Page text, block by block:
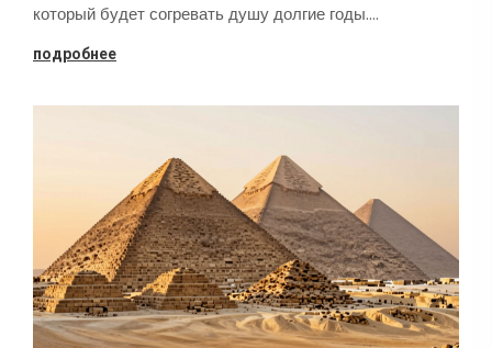
который будет согревать душу долгие годы.…
подробнее